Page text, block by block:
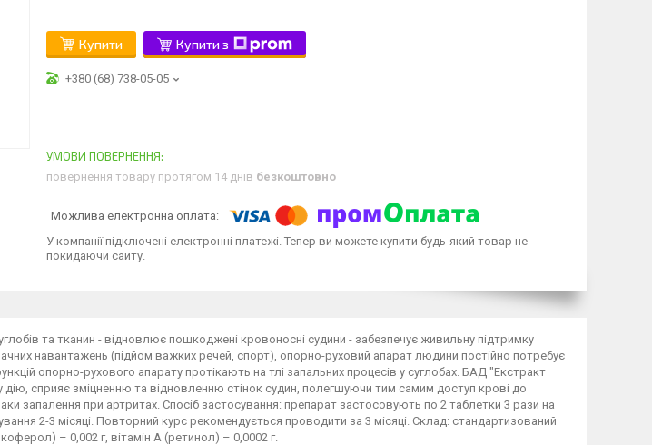
Купити Купити з
+380 (68) 738-05-05
повернення товару протягом 14 днів безкоштовно
У компанії підключені електронні платежі. Тепер ви можете купити будь-який товар не
покидаючи сайту.
та тканин - відновлює пошкоджені кровоносні судини - забезпечує живильну підтримку
навантажень (підйом важких речей, спорт), опорно-руховий апарат людини постійно потребує
опорно-рухового апарату протікають на тлі запальних процесів у суглобах. БАД "Екстракт
сприяє зміцненню та відновленню стінок судин, полегшуючи тим самим доступ крові до
запалення при артритах. Спосіб застосування: препарат застосовують по 2 таблетки 3 рази на
2-3 місяці. Повторний курс рекомендується проводити за 3 місяці. Склад: стандартизований
– 0,002 г, вітамін А (ретинол) – 0,0002 г.